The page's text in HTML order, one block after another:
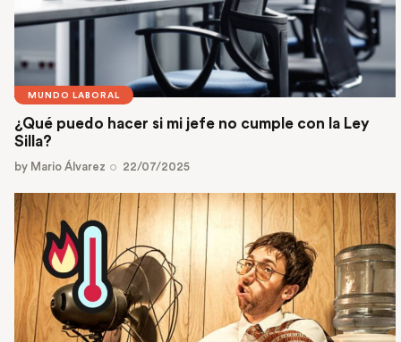
MUNDO LABORAL
¿Qué puedo hacer si mi jefe no cumple con la Ley
Silla?
by Mario Álvarez 22/07/2025